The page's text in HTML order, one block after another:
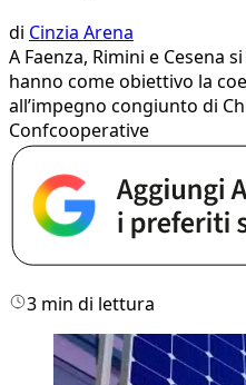
di Cinzia Arena
A Faenza, Rimini e Cesena
hanno come obiettivo la
all’impegno congiunto di
Confcooperative
3 min di lettura